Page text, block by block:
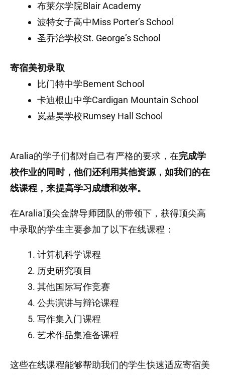
布莱尔学院Blair Academy
波特女子高中Miss Porter’s School
圣乔治学校St. George’s School
寄宿美初录取
比门特中学Bement School
卡迪根山中学Cardigan Mountain School
岚基昊学校Rumsey Hall School
Aralia的学子们都对自己有严格的要求，在完成学
校作业的同时，他们还利用其他资源，如我们的在
线课程，来提高学习成绩和效率。
在Aralia顶尖金牌导师团队的带领下，获得顶尖高
中录取的学生主要参加了以下在线课程：
计算机科学课程
历史研究项目
其他国际写作竞赛
公共演讲与辩论课程
写作集入门课程
艺术作品集准备课程
这些在线课程能够帮助我们的学生快速适应寄宿美